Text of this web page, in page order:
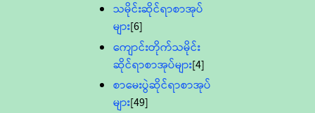
သမိုင်းဆိုင်ရာစာအုပ်
များ[6]
ကျောင်းတိုက်သမိုင်း
ဆိုင်ရာစာအုပ်များ[4]
စာမေးပွဲဆိုင်ရာစာအုပ်
များ[49]